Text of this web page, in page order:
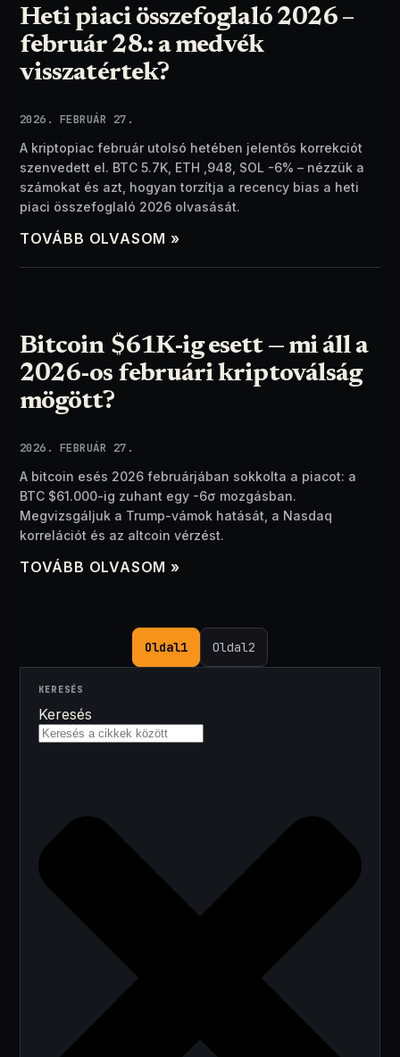
Heti piaci összefoglaló 2026 –
február 28.: a medvék
visszatértek?
2026. FEBRUÁR 27.
A kriptopiac február utolsó hetében jelentős korrekciót
szenvedett el. BTC 5.7K, ETH ,948, SOL -6% – nézzük a
számokat és azt, hogyan torzítja a recency bias a heti
piaci összefoglaló 2026 olvasását.
TOVÁBB OLVASOM »
Bitcoin $61K-ig esett — mi áll a
2026-os februári kriptoválság
mögött?
2026. FEBRUÁR 27.
A bitcoin esés 2026 februárjában sokkolta a piacot: a
BTC $61.000-ig zuhant egy -6σ mozgásban.
Megvizsgáljuk a Trump-vámok hatását, a Nasdaq
korrelációt és az altcoin vérzést.
TOVÁBB OLVASOM »
Oldal1 Oldal2
KERESÉS
Keresés